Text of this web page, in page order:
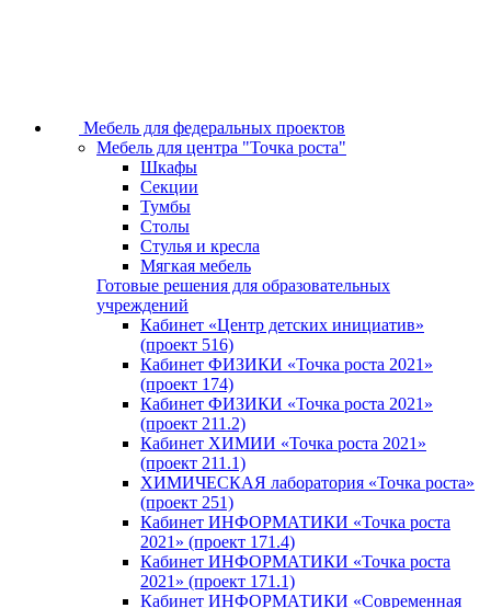
Мебель для федеральных проектов
Мебель для центра "Точка роста"
Шкафы
Секции
Тумбы
Столы
Стулья и кресла
Мягкая мебель
Готовые решения для образовательных
учреждений
Кабинет «Центр детских инициатив»
(проект 516)
Кабинет ФИЗИКИ «Точка роста 2021»
(проект 174)
Кабинет ФИЗИКИ «Точка роста 2021»
(проект 211.2)
Кабинет ХИМИИ «Точка роста 2021»
(проект 211.1)
ХИМИЧЕСКАЯ лаборатория «Точка роста»
(проект 251)
Кабинет ИНФОРМАТИКИ «Точка роста
2021» (проект 171.4)
Кабинет ИНФОРМАТИКИ «Точка роста
2021» (проект 171.1)
Кабинет ИНФОРМАТИКИ «Современная